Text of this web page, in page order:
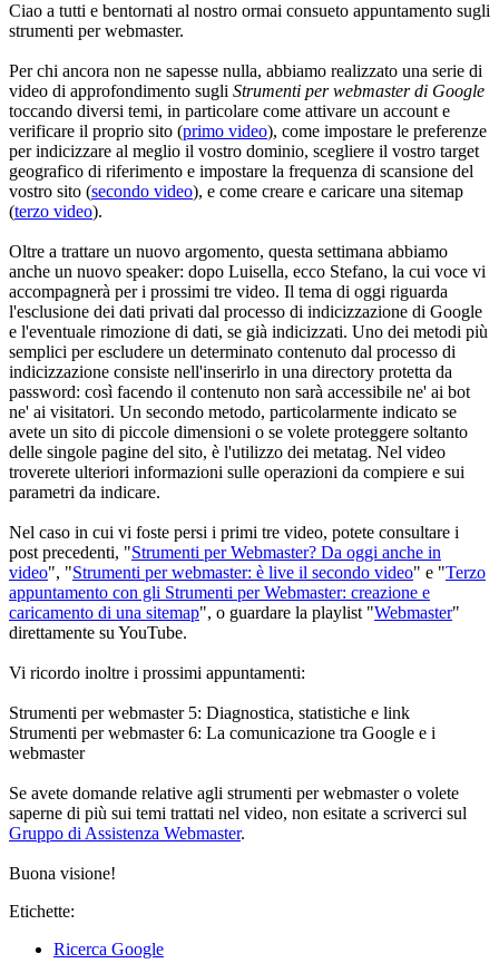
Ciao a tutti e bentornati al nostro ormai consueto appuntamento sugli
strumenti per webmaster.
Per chi ancora non ne sapesse nulla, abbiamo realizzato una serie di
video di approfondimento sugli Strumenti per webmaster di Google
toccando diversi temi, in particolare come attivare un account e
verificare il proprio sito (primo video), come impostare le preferenze
per indicizzare al meglio il vostro dominio, scegliere il vostro target
geografico di riferimento e impostare la frequenza di scansione del
vostro sito (secondo video), e come creare e caricare una sitemap
(terzo video).
Oltre a trattare un nuovo argomento, questa settimana abbiamo
anche un nuovo speaker: dopo Luisella, ecco Stefano, la cui voce vi
accompagnerà per i prossimi tre video. Il tema di oggi riguarda
l'esclusione dei dati privati dal processo di indicizzazione di Google
e l'eventuale rimozione di dati, se già indicizzati. Uno dei metodi più
semplici per escludere un determinato contenuto dal processo di
indicizzazione consiste nell'inserirlo in una directory protetta da
password: così facendo il contenuto non sarà accessibile ne' ai bot
ne' ai visitatori. Un secondo metodo, particolarmente indicato se
avete un sito di piccole dimensioni o se volete proteggere soltanto
delle singole pagine del sito, è l'utilizzo dei metatag. Nel video
troverete ulteriori informazioni sulle operazioni da compiere e sui
parametri da indicare.
Nel caso in cui vi foste persi i primi tre video, potete consultare i
post precedenti, "Strumenti per Webmaster? Da oggi anche in
video", "Strumenti per webmaster: è live il secondo video" e "Terzo
appuntamento con gli Strumenti per Webmaster: creazione e
caricamento di una sitemap", o guardare la playlist "Webmaster"
direttamente su YouTube.
Vi ricordo inoltre i prossimi appuntamenti:
Strumenti per webmaster 5: Diagnostica, statistiche e link
Strumenti per webmaster 6: La comunicazione tra Google e i
webmaster
Se avete domande relative agli strumenti per webmaster o volete
saperne di più sui temi trattati nel video, non esitate a scriverci sul
Gruppo di Assistenza Webmaster.
Buona visione!
Etichette:
Ricerca Google